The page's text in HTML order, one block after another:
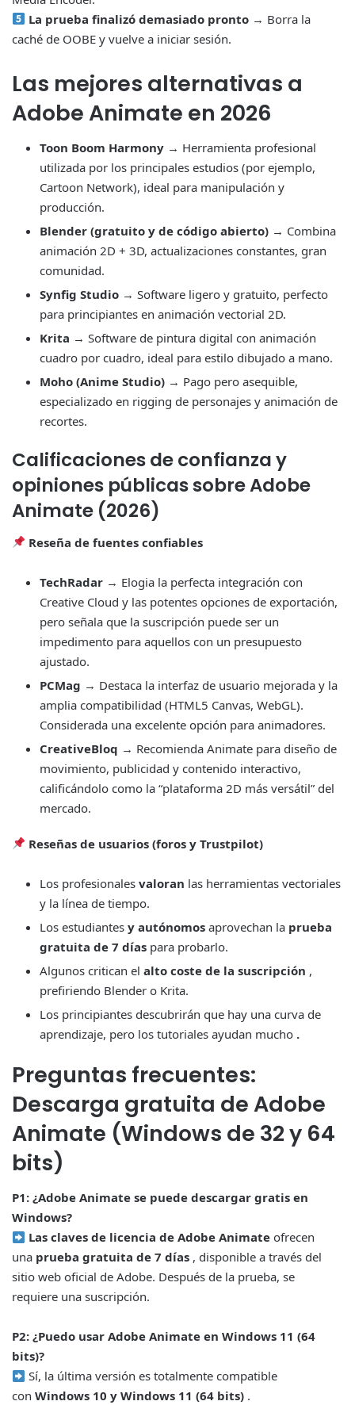
La prueba finalizó demasiado pronto → Borra la
caché de OOBE y vuelve a iniciar sesión.
Las mejores alternativas a
Adobe Animate en 2026
Toon Boom Harmony → Herramienta profesional
utilizada por los principales estudios (por ejemplo,
Cartoon Network), ideal para manipulación y
producción.
Blender (gratuito y de código abierto) → Combina
animación 2D + 3D, actualizaciones constantes, gran
comunidad.
Synfig Studio → Software ligero y gratuito, perfecto
para principiantes en animación vectorial 2D.
Krita → Software de pintura digital con animación
cuadro por cuadro, ideal para estilo dibujado a mano.
Moho (Anime Studio) → Pago pero asequible,
especializado en rigging de personajes y animación de
recortes.
Calificaciones de confianza y
opiniones públicas sobreAdobe
Animate (2026)
Reseña de fuentes confiables
TechRadar → Elogia la perfecta integración con
Creative Cloud y las potentes opciones de exportación,
pero señala que la suscripción puede ser un
impedimento para aquellos con un presupuesto
ajustado.
PCMag → Destaca la interfaz de usuario mejorada y la
amplia compatibilidad (HTML5 Canvas, WebGL).
Considerada una excelente opción para animadores.
CreativeBloq → Recomienda Animate para diseño de
movimiento, publicidad y contenido interactivo,
calificándolo como la “plataforma 2D más versátil” del
mercado.
Reseñas de usuarios (foros y Trustpilot)
Los profesionales valoran las herramientas vectoriales
y la línea de tiempo.
Los estudiantes y autónomos aprovechan la prueba
gratuita de 7 días para probarlo.
Algunos critican el alto coste de la suscripción ,
prefiriendo Blender o Krita.
Los principiantes descubrirán que hay una curva de
aprendizaje, pero los tutoriales ayudan mucho .
Preguntas frecuentes:
Descarga gratuita de Adobe
Animate (Windows de 32 y 64
bits)
P1: ¿Adobe Animate se puede descargar gratis en
Windows?
Las claves de licencia de Adobe Animate ofrecen
una prueba gratuita de 7 días , disponible a través del
sitio web oficial de Adobe. Después de la prueba, se
requiere una suscripción.
P2: ¿Puedo usar Adobe Animate en Windows 11 (64
bits)?
Sí, la última versión es totalmente compatible
con Windows 10 y Windows 11 (64 bits) .